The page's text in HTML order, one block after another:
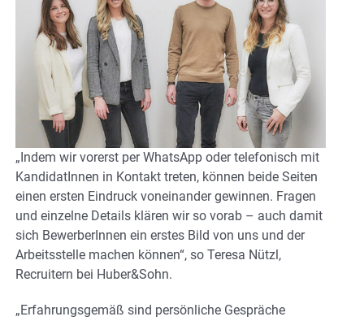
„Indem wir vorerst per WhatsApp oder telefonisch mit
KandidatInnen in Kontakt treten, können beide Seiten
einen ersten Eindruck voneinander gewinnen. Fragen
und einzelne Details klären wir so vorab – auch damit
sich BewerberInnen ein erstes Bild von uns und der
Arbeitsstelle machen können“, so Teresa Nützl,
Recruitern bei Huber&Sohn.
„Erfahrungsgemäß sind persönliche Gespräche